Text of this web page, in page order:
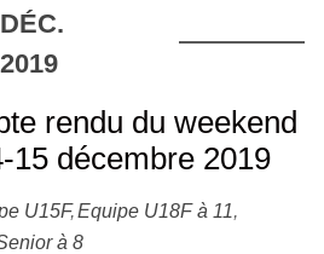
DÉC.
2019
rendu du weekend
15 décembre 2019
U15F Equipe U18F à 11
à 8